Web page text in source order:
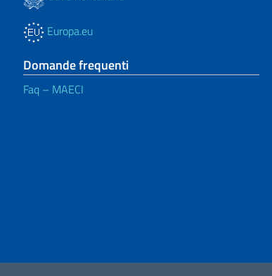
Europa.eu
Domande frequenti
Faq – MAECI